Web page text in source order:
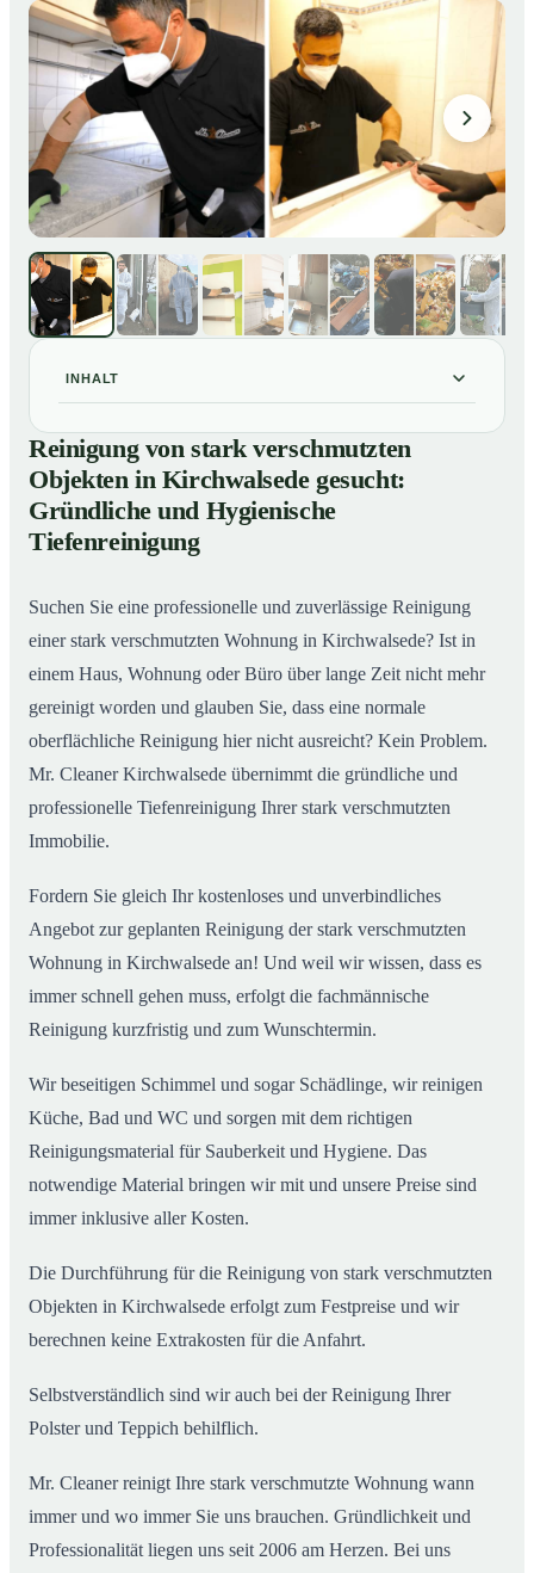
INHALT
01Reinigung von stark verschmutzten Objekten in
Kirchwalsede gesucht: Gründliche und Hygienische
Tiefenreinigung
02So reinigen unsere Profis stark verschmutzte
Wohnungen in Kirchwalsede
Reinigung von stark verschmutzten
Objekten in Kirchwalsede gesucht:
Gründliche und Hygienische
Tiefenreinigung
Suchen Sie eine professionelle und zuverlässige Reinigung
einer stark verschmutzten Wohnung in Kirchwalsede? Ist in
einem Haus, Wohnung oder Büro über lange Zeit nicht mehr
gereinigt worden und glauben Sie, dass eine normale
oberflächliche Reinigung hier nicht ausreicht? Kein Problem.
Mr. Cleaner Kirchwalsede übernimmt die gründliche und
professionelle Tiefenreinigung Ihrer stark verschmutzten
Immobilie.
Fordern Sie gleich Ihr kostenloses und unverbindliches
Angebot zur geplanten Reinigung der stark verschmutzten
Wohnung in Kirchwalsede an! Und weil wir wissen, dass es
immer schnell gehen muss, erfolgt die fachmännische
Reinigung kurzfristig und zum Wunschtermin.
Wir beseitigen Schimmel und sogar Schädlinge, wir reinigen
Küche, Bad und WC und sorgen mit dem richtigen
Reinigungsmaterial für Sauberkeit und Hygiene. Das
notwendige Material bringen wir mit und unsere Preise sind
immer inklusive aller Kosten.
Die Durchführung für die Reinigung von stark verschmutzten
Objekten in Kirchwalsede erfolgt zum Festpreise und wir
berechnen keine Extrakosten für die Anfahrt.
Selbstverständlich sind wir auch bei der Reinigung Ihrer
Polster und Teppich behilflich.
Mr. Cleaner reinigt Ihre stark verschmutzte Wohnung wann
immer und wo immer Sie uns brauchen. Gründlichkeit und
Professionalität liegen uns seit 2006 am Herzen. Bei uns